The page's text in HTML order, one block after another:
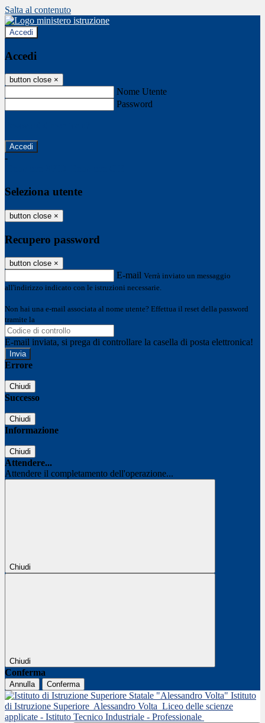
Salta al contenuto
Accedi
Accedi
button close ×
Nome Utente
Password
-
Seleziona utente
button close ×
Recupero password
button close ×
E-mail Verrà inviato un messaggio
all'indirizzo indicato con le istruzioni necessarie.
Non hai una e-mail associata al nome utente? Effettua il reset della password
tramite la
E-mail inviata, si prega di controllare la casella di posta elettronica!
Errore
Chiudi
Successo
Chiudi
Informazione
Chiudi
Attendere...
Attendere il completamento dell'operazione...
Chiudi
Chiudi
Conferma
Annulla Conferma
Istituto
di Istruzione Superiore Alessandro Volta Liceo delle scienze
applicate - Istituto Tecnico Industriale - Professionale